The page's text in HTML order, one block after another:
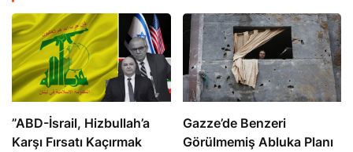
​​​​​​​”ABD-İsrail, Hizbullah’a
Karşı Fırsatı Kaçırmak
​​​​​​​Gazze’de Benzeri
Görülmemiş Abluka Planı